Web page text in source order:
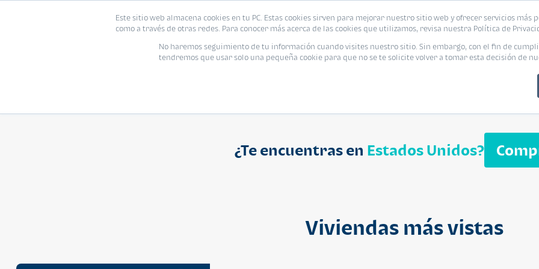
Este sitio web almacena cookies en tu PC. Estas cookies sirven para mejorar nuestro sitio web y ofrecer servicios más
como a través de otras redes. Para conocer más acerca de las cookies que utilizamos, revisa nuestra Política de
No haremos seguimiento de tu información cuando visites nuestro sitio. Sin embargo, con el fin de
tendremos que usar solo una pequeña cookie para que no se te solicite volver a tomar esta decisión de
Proyecto Modelo Inmobiliaria
¿Te encuentras en Estados Unidos?
Viviendas más vistasSegheria
Viviendas Eventos Promociones Blog